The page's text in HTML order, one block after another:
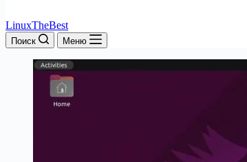
LinuxTheBest
Поиск Меню